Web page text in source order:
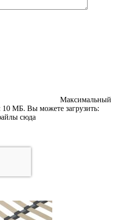
Максимальный
10 МБ. Вы можете загрузить:
сюда